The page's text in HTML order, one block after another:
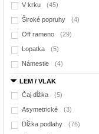
V krku (45)
Široké popruhy (4)
Off rameno (29)
Lopatka (5)
Námestie (4)
LEM / VLAK
Čaj dĺžka
(5)
Asymetrické (3)
Dĺžka podlahy (76)